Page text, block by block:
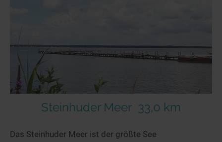
Steinhuder Meer 33,0 km
Das Steinhuder Meer ist der größte See